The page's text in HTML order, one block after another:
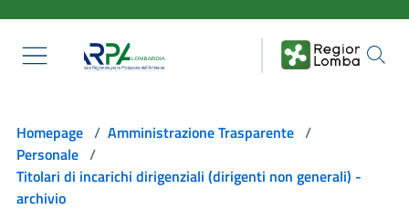
Homepage / Amministrazione Trasparente /
Personale /
Titolari di incarichi dirigenziali (dirigenti non generali) -
archivio